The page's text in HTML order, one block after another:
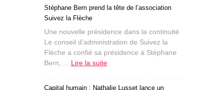
Stéphane Bern prend la tête de l’association
Suivez la Flèche
Une nouvelle présidence dans la continuité
Le conseil d’administration de Suivez la
Flèche a confié sa présidence à Stéphane
Bern, ... Lire la suite
Capital humain : Nathalie Lusset lance un